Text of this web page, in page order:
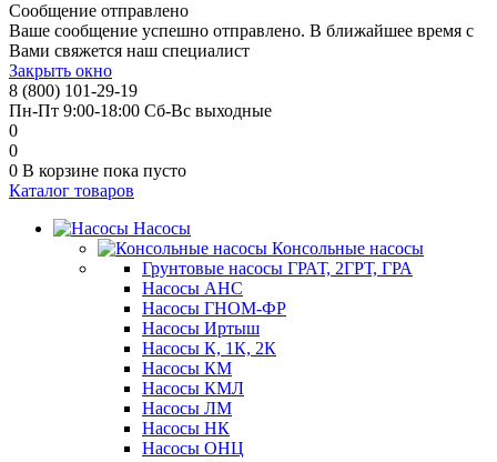
Сообщение отправлено
Ваше сообщение успешно отправлено. В ближайшее время с
Вами свяжется наш специалист
Закрыть окно
8 (800) 101-29-19
Пн-Пт 9:00-18:00 Сб-Вс выходные
0
0
0 В корзине пока пусто
Каталог товаров
Насосы
Консольные насосы
Грунтовые насосы ГРАТ, 2ГРТ, ГРА
Насосы АНС
Насосы ГНОМ-ФР
Насосы Иртыш
Насосы К, 1К, 2К
Насосы КМ
Насосы КМЛ
Насосы ЛМ
Насосы НК
Насосы ОНЦ